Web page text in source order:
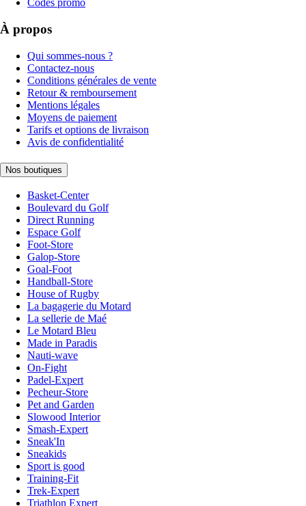
Codes promo
À propos
Qui sommes-nous ?
Contactez-nous
Conditions générales de vente
Retour & remboursement
Mentions légales
Moyens de paiement
Tarifs et options de livraison
Avis de confidentialité
Nos boutiques
Basket-Center
Boulevard du Golf
Direct Running
Espace Golf
Foot-Store
Galop-Store
Goal-Foot
Handball-Store
House of Rugby
La bagagerie du Motard
La sellerie de Maé
Le Motard Bleu
Made in Paradis
Nauti-wave
On-Fight
Padel-Expert
Pecheur-Store
Pet and Garden
Slowood Interior
Smash-Expert
Sneak'In
Sneakids
Sport is good
Training-Fit
Trek-Expert
Triathlon Expert